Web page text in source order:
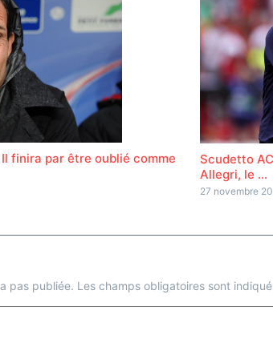
finira par être oublié comme
Scudetto
Allegri, le ...
27 novembre
pas publiée. Les champs obligatoires sont